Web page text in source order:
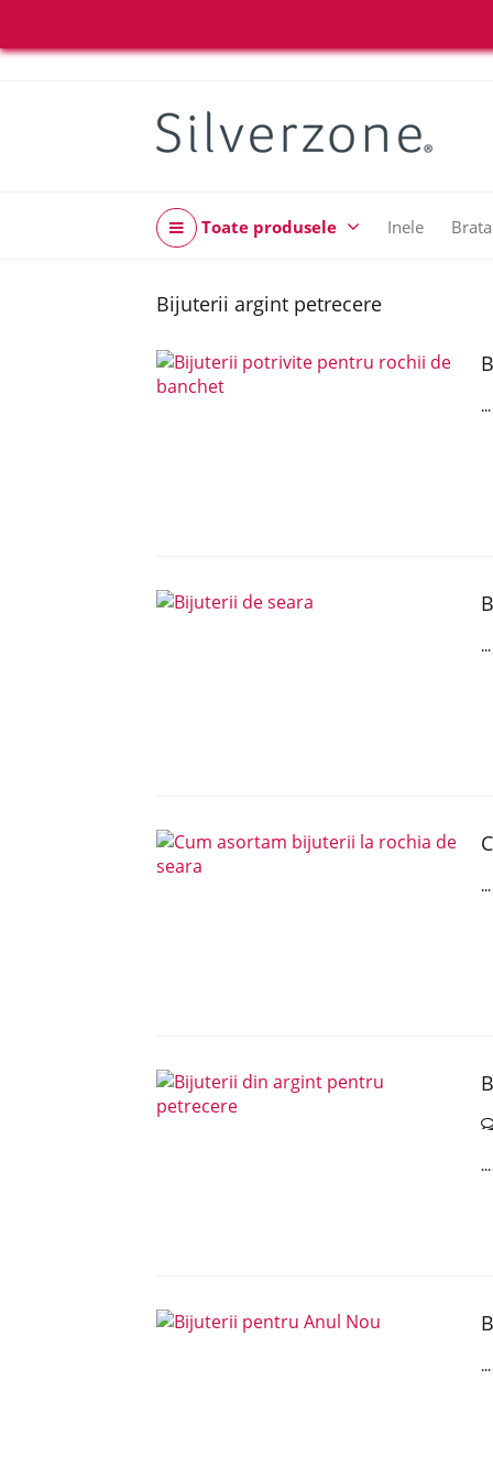
Toate produsele Inele
Bijuterii argint petrecere